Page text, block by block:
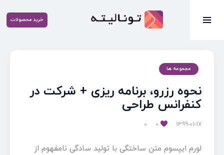
خرید محصولات
مجموعه ها
نحوه رزرو، برنامه ریزی + شرکت در
کنفرانس طراحی
1399-01-17
0
0
لورم ایپسوم متن ساختگی با تولید سادگی نامفهوم از